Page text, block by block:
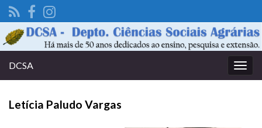
DCSA
Letícia Paludo Vargas